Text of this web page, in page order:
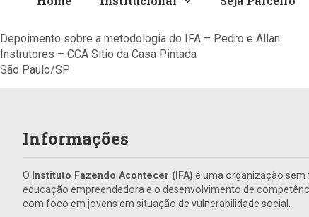
Depoimento sobre a metodologia do IFA – Pedro e Allan
Instrutores – CCA Sitio da Casa Pintada
São Paulo/SP
Informações
O Instituto Fazendo Acontecer (IFA) é uma organização sem
educação empreendedora e o desenvolvimento de
com foco em jovens em situação de vulnerabilidade social.